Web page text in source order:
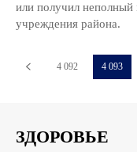
или получил неполный
учреждения района.
4 092 4 093
ЗДОРОВЬЕ